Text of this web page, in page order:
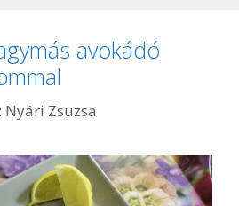
avokádó
Nyári Zsuzsa